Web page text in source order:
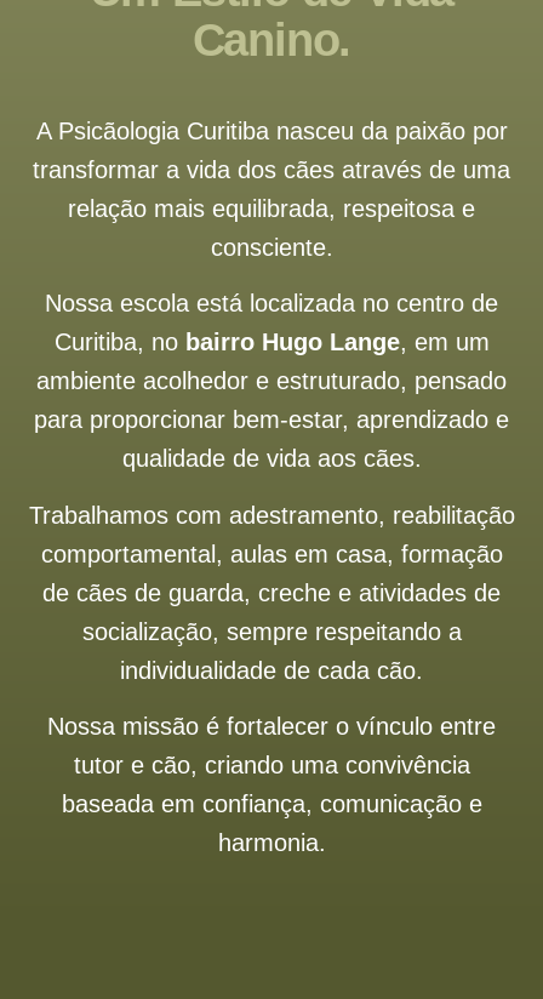
Canino.
A Psicãologia Curitiba nasceu da paixão por
transformar a vida dos cães através de uma
relação mais equilibrada, respeitosa e
consciente.
Nossa escola está localizada no centro de
Curitiba, no bairro Hugo Lange, em um
ambiente acolhedor e estruturado, pensado
para proporcionar bem-estar, aprendizado e
qualidade de vida aos cães.
Trabalhamos com adestramento, reabilitação
comportamental, aulas em casa, formação
de cães de guarda, creche e atividades de
socialização, sempre respeitando a
individualidade de cada cão.
Nossa missão é fortalecer o vínculo entre
tutor e cão, criando uma convivência
baseada em confiança, comunicação e
harmonia.